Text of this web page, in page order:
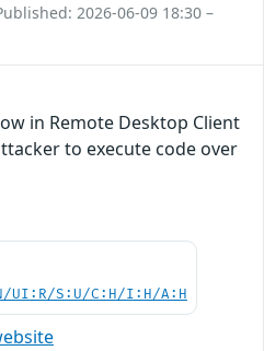
2026-06-09 18:30 –
in Remote Desktop Client
to execute code over
UI:R/S:U/C:H/I:H/A:H